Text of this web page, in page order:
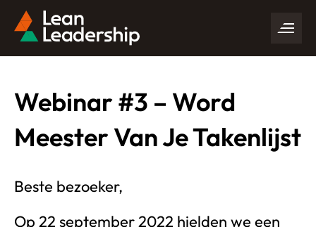
Webinar #3 – Word
Meester Van Je Takenlijst
Beste bezoeker,
Op 22 september 2022 hielden we een